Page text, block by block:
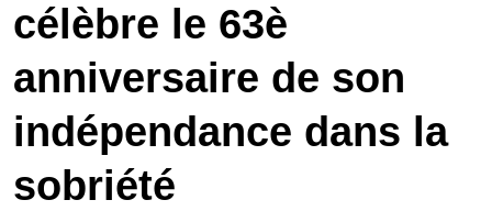
célèbre le 63è
anniversaire de son
indépendance dans la
sobriété